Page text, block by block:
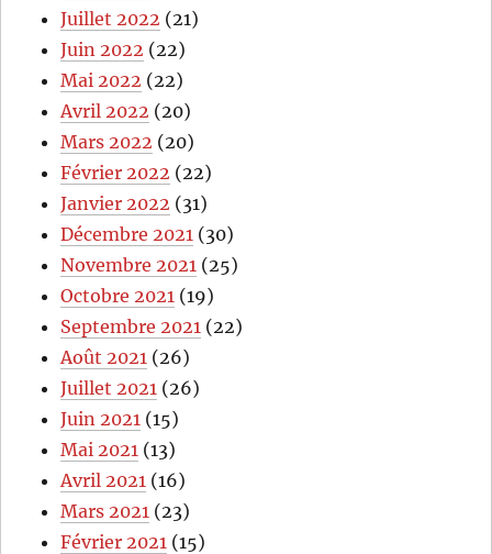
Juillet 2022 (21)
Juin 2022 (22)
Mai 2022 (22)
Avril 2022 (20)
Mars 2022 (20)
Février 2022 (22)
Janvier 2022 (31)
Décembre 2021 (30)
Novembre 2021 (25)
Octobre 2021 (19)
Septembre 2021 (22)
Août 2021 (26)
Juillet 2021 (26)
Juin 2021 (15)
Mai 2021 (13)
Avril 2021 (16)
Mars 2021 (23)
Février 2021 (15)